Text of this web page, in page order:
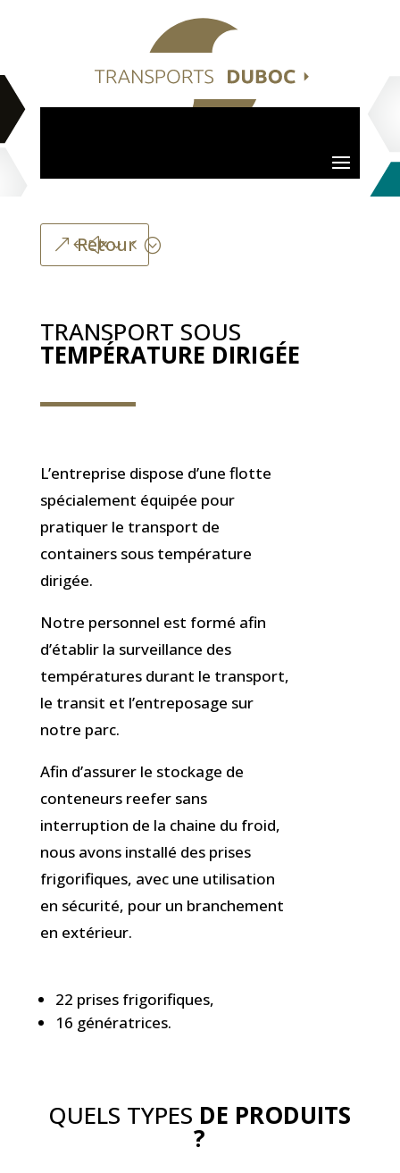
Retour
TRANSPORT SOUS
TEMPÉRATURE DIRIGÉE
L’entreprise dispose d’une flotte
spécialement équipée pour
pratiquer le transport de
containers sous température
dirigée.
Notre personnel est formé afin
d’établir la surveillance des
températures durant le transport,
le transit et l’entreposage sur
notre parc.
Afin d’assurer le stockage de
conteneurs reefer sans
interruption de la chaine du froid,
nous avons installé des prises
frigorifiques, avec une utilisation
en sécurité, pour un branchement
en extérieur.
22 prises frigorifiques,
16 génératrices.
QUELS TYPES DE PRODUITS
?